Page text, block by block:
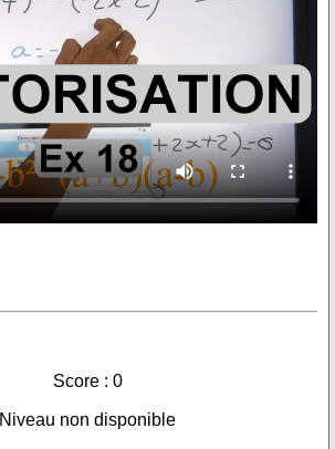
Score : 0
Niveau non disponible